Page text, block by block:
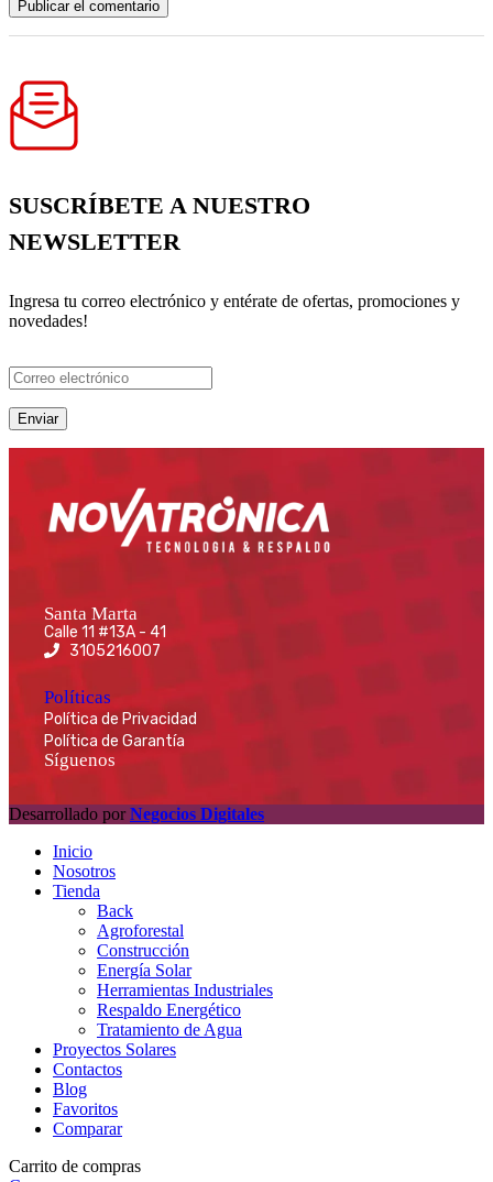
SUSCRÍBETE A NUESTRO
NEWSLETTER
Ingresa tu correo electrónico y entérate de ofertas, promociones y
novedades!
Santa Marta
Calle 11 #13A - 41
3105216007
Políticas
Política de Privacidad
Política de Garantía
Síguenos
Desarrollado por Negocios Digitales
Inicio
Nosotros
Tienda
Back
Agroforestal
Construcción
Energía Solar
Herramientas Industriales
Respaldo Energético
Tratamiento de Agua
Proyectos Solares
Contactos
Blog
Favoritos
Comparar
Carrito de compras